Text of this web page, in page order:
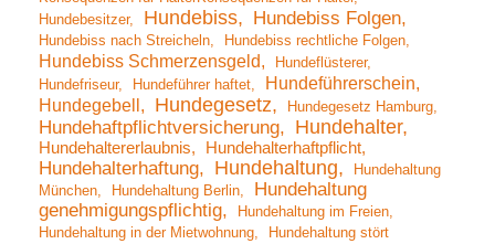
Hundebesitzer
Hundebiss Hundebiss Folgen
Hundebiss nach Streicheln Hundebiss rechtliche Folgen
Hundebiss Schmerzensgeld
Hundeflüsterer
Hundefriseur
Hundeführer haftet
Hundeführerschein
Hundegebell
Hundegesetz Hundegesetz Hamburg
Hundehaftpflichtversicherung Hundehalter
Hundehaltererlaubnis Hundehalterhaftpflicht
Hundehalterhaftung Hundehaltung
Hundehaltung
München
Hundehaltung Berlin
Hundehaltung
genehmigungspflichtig
Hundehaltung im Freien
Hundehaltung in der Mietwohnung
Hundehaltung stört